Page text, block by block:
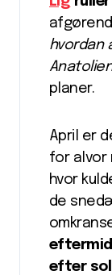
hvordan
planer.
April er
for alvor
hvor
de
efter